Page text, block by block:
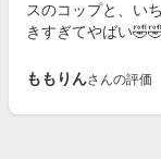
スのコップと、い
きすぎてやばい
ももりんさんの評価